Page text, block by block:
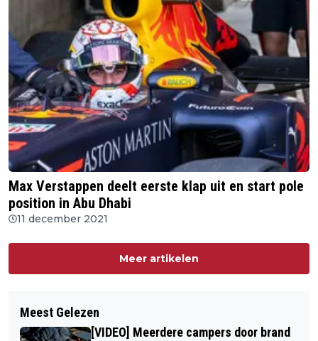
Max Verstappen deelt eerste klap uit en start pole
position in Abu Dhabi
11 december 2021
Meer artikelen
Meest Gelezen
[VIDEO] Meerdere campers door brand